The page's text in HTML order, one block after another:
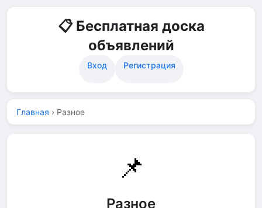
📋 Бесплатная доска
объявлений
Вход Регистрация
Главная › Разное
📌
Разное